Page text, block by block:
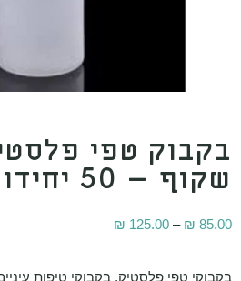
טפי
– 50 יחידות
₪
–
₪125.00